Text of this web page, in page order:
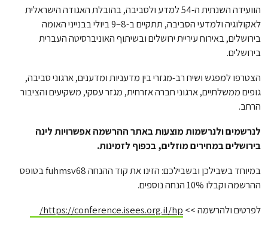
הוועידה השנתית ה-54 למדע ולסביבה, בהובלת האגודה הישראלית
לאקולוגיה ולמדעי הסביבה, תתקיים ב-8–9 ביולי בבנייני האומה
בירושלים, באירוח עיריית ירושלים ובשיתוף האוניברסיטה העברית
בירושלים.
הצטרפו למפגש ושיח רב-מגזרי בין מדעניות ומדענים, ארגוני סביבה,
גופים ממשלתיים, ארגוני חברה אזרחית, מגזר עסקי, משקיעים והציבור
הרחב.
לנרשמים ולנרשמות מוצעות באתר ההרשמה אפשרויות לינה
בירושלים במחירים מוזלים, בכפוף לזמינות.
במיוחד בשבילכן ובשבילכם: הזינו את קוד ההנחה fuhmsv68 בטופס
ההרשמה וקבלו 10% הנחה נוספים.
לפרטים ולהרשמה >> https://conference.isees.org.il/hp/